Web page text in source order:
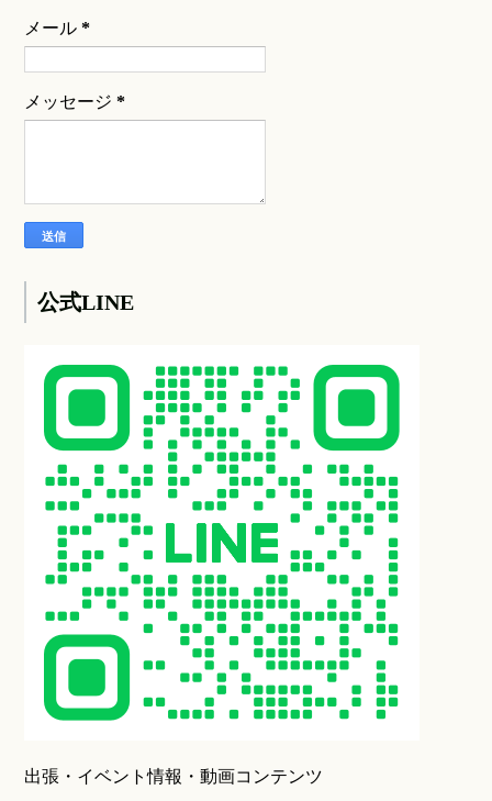
メール*
メッセージ*
公式LINE
出張・イベント情報・動画コンテンツ